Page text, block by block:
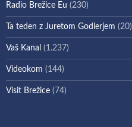
Radio Brežice Eu (230)
Ta teden z Juretom Godlerjem (20)
Vaš Kanal (1.237)
Videokom (144)
Visit Brežice (74)